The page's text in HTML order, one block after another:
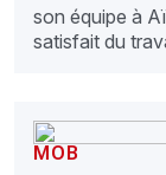
son équipe à
satisfait du
MOB